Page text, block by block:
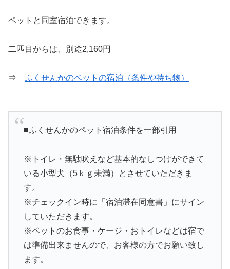
ペットと同室宿泊できます。
二匹目からは、別途2,160円
⇒ ふくせんかのペットの宿泊（条件や持ち物）
■ふくせんかのペット宿泊条件を一部引用
※トイレ・無駄吠えなど基本的なしつけができて
いる小型犬（5ｋｇ未満）とさせていただきま
す。
※チェックイン時に「宿泊滞在同意書」にサイン
していただきます。
※ペットのお食事・ケージ・おトイレなどは宿で
は準備出来ませんので、お客様の方でお願い致し
ます。